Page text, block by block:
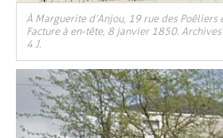
À Marguerite d’Anjou, 19 rue des Poêliers
Facture à en-tête, 8 janvier 1850.
4 J.